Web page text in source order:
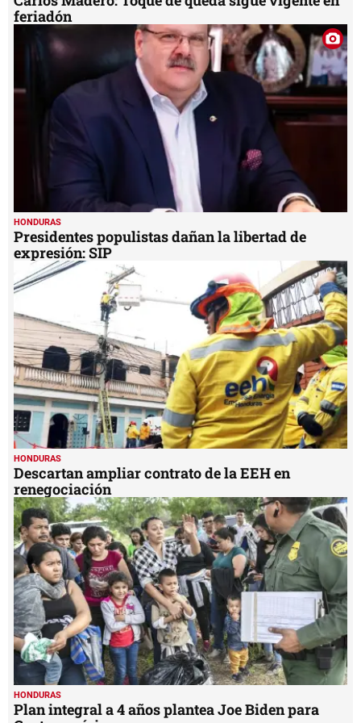
feriadón
HONDURAS
Presidentes populistas dañan la libertad de
expresión: SIP
HONDURAS
Descartan ampliar contrato de la EEH en
renegociación
HONDURAS
Plan integral a 4 años plantea Joe Biden para